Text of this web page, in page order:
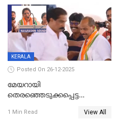
KERALA
Posted On 26-12-2025
മേയറായി
തെരഞ്ഞെടുക്കപ്പെട്ട
ആദ്യ വോട്ട് അസാധു; കണ്ണൂർ
1 Min Read View All